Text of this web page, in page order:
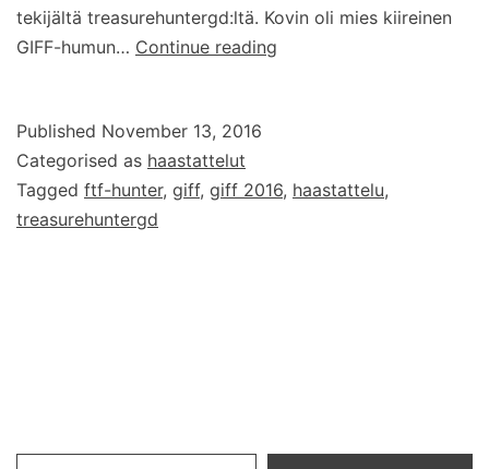
tekijältä treasurehuntergd:ltä. Kovin oli mies kiireinen
GIFF-humun… Continue reading
tekijä
Published November 13, 2016
Categorised as haastattelut
Tagged ftf-hunter, giff, giff 2016, haastattelu,
treasurehuntergd
Type your email…